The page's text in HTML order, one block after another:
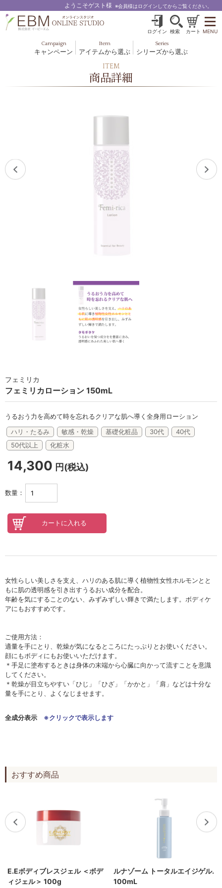
ようこそゲスト様 ※会員様はログインしてからご覧ください。
ログイン 検索 カート
Campaign
キャンペーン
Item
アイテムから選ぶ
健美食品
Series
シリーズから選ぶ
ブルームオーラ.
アクアイーズ
フェミリカ
マザーズエンブレイス
SAVC
ミライワ
E.E
セブンセンシズ
太古の記憶
スカイズグレース
オンラインレッスンチケット
MENU
ITEM
商品詳細
フェミリカ
フェミリカローション 150mL
うるおう力を高めて時を忘れるクリアな肌へ導く全身用ローション
ハリ・たるみ
敏感・乾燥 基礎化粧品 30代
40代
50代以上
化粧水
14,300 円(税込)
数量：
女性らしい美しさを支え、ハリのある肌に導く植物性女性ホルモンとと
もに肌の透明感を引き出すうるおい成分を配合。
年齢を気にすることのない、みずみずしい輝きで満たします。ボディケ
アにもおすすめです。
ご使用方法：
適量を手にとり、乾燥が気になるところにたっぷりとお使いください。
顔にもボディにもお使いいただけます。
＊手足に塗布するときは身体の末端から心臓に向かって流すことを意識
してください。
＊乾燥が目立ちやすい「ひじ」「ひざ」「かかと」「肩」などは十分な
量を手にとり、よくなじませます。
全成分表示 ※クリックで表示します
おすすめ商品
E.Eボディブレスジェル ＜ボデ
ィジェル＞ 100g
ルナゾーム トータルエイジゲル.
100mL